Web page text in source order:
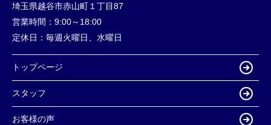
埼玉県越谷市赤山町１丁目87
営業時間： 9:00～18:00
定休日： 毎週火曜日、水曜日
トップページ
スタッフ
お客様の声